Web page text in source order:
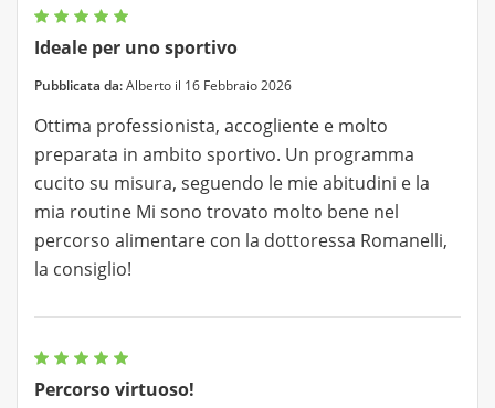
Ideale per uno sportivo
Pubblicata da:Alberto il 16 Febbraio 2026
Ottima professionista, accogliente e molto
preparata in ambito sportivo. Un programma
cucito su misura, seguendo le mie abitudini e la
mia routine Mi sono trovato molto bene nel
percorso alimentare con la dottoressa Romanelli,
la consiglio!
Percorso virtuoso!